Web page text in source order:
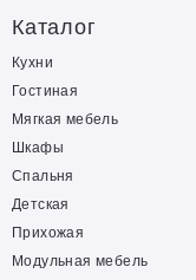
Каталог
Кухни
Гостиная
Мягкая мебель
Шкафы
Спальня
Детская
Прихожая
Модульная мебель